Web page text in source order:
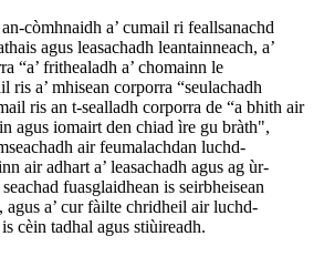
còmhnaidh a’ cumail ri feallsanachd
agus leasachadh leantainneach, a’
“a’ frithealadh a’ chomainn le
ris a’ mhisean corporra “seulachadh
ris an t-sealladh corporra de “a bhith air
agus iomairt den chiad ìre gu bràth",
air feumalachdan luchd-
air adhart a’ leasachadh agus ag ùr-
fuasglaidhean is seirbheisean
agus a’ cur fàilte chridheil air luchd-
cèin tadhal agus stiùireadh.